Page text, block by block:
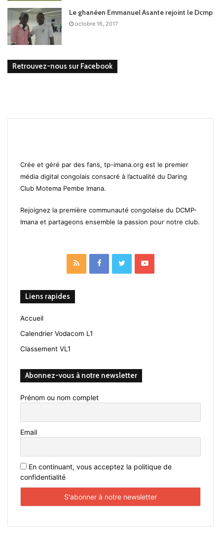
Le ghanéen Emmanuel Asante rejoint le Dcmp
octobre 16, 2017
Retrouvez-nous sur Facebook
Crée et géré par des fans, tp-imana.org est le premier
média digital congolais consacré à l’actualité du Daring
Club Motema Pembe Imana.
Rejoignez la première communauté congolaise du DCMP-
Imana et partageons ensemble la passion pour notre club.
RSS FacebookTwitterYouTube
Liens rapides
Accueil
Calendrier Vodacom L1
Classement VL1
Abonnez-vous à notre newsletter
Prénom ou nom complet
Email
En continuant, vous acceptez la politique de
confidentialité